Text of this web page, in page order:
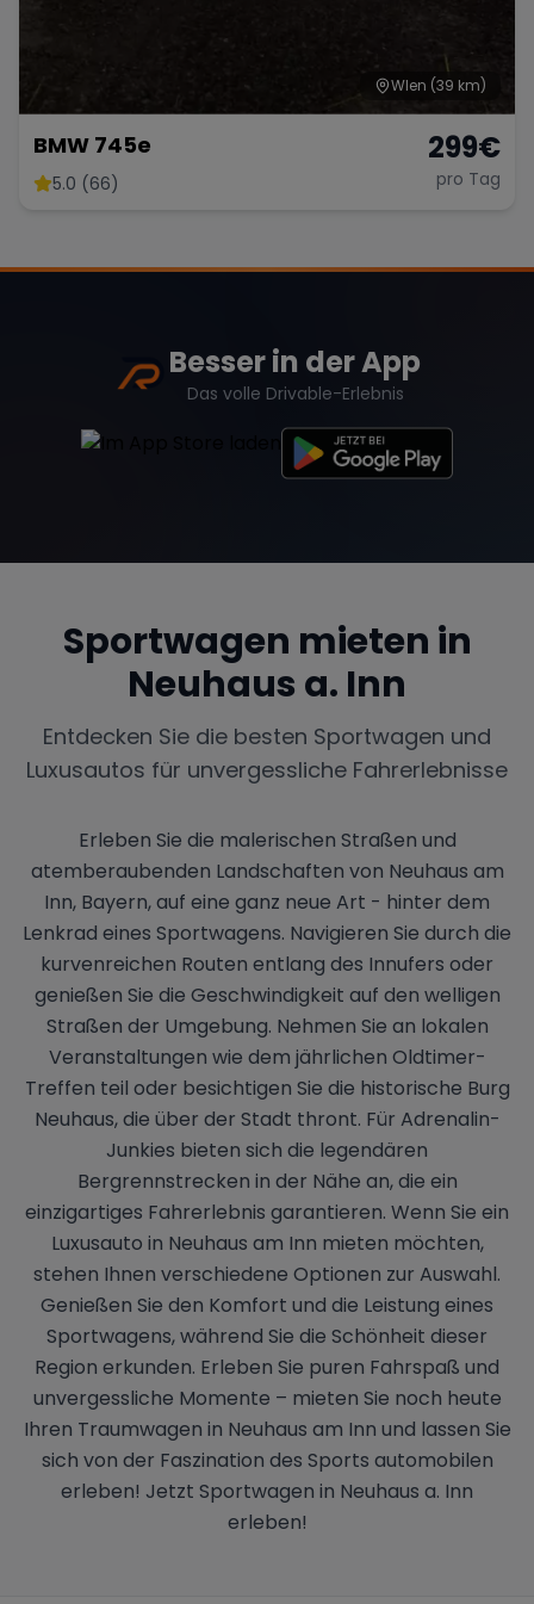
WIen (39 km)
BMW 745e
5.0 (66)
299€
pro Tag
Besser in der App
Das volle Drivable-Erlebnis
Sportwagen mieten in
Neuhaus a. Inn
Entdecken Sie die besten Sportwagen und
Luxusautos für unvergessliche Fahrerlebnisse
Erleben Sie die malerischen Straßen und
atemberaubenden Landschaften von Neuhaus am
Inn, Bayern, auf eine ganz neue Art - hinter dem
Lenkrad eines Sportwagens. Navigieren Sie durch die
kurvenreichen Routen entlang des Innufers oder
genießen Sie die Geschwindigkeit auf den welligen
Straßen der Umgebung. Nehmen Sie an lokalen
Veranstaltungen wie dem jährlichen Oldtimer-
Treffen teil oder besichtigen Sie die historische Burg
Neuhaus, die über der Stadt thront. Für Adrenalin-
Junkies bieten sich die legendären
Bergrennstrecken in der Nähe an, die ein
einzigartiges Fahrerlebnis garantieren. Wenn Sie ein
Luxusauto in Neuhaus am Inn mieten möchten,
stehen Ihnen verschiedene Optionen zur Auswahl.
Genießen Sie den Komfort und die Leistung eines
Sportwagens, während Sie die Schönheit dieser
Region erkunden. Erleben Sie puren Fahrspaß und
unvergessliche Momente – mieten Sie noch heute
Ihren Traumwagen in Neuhaus am Inn und lassen Sie
sich von der Faszination des Sports automobilen
erleben! Jetzt Sportwagen in Neuhaus a. Inn
erleben!